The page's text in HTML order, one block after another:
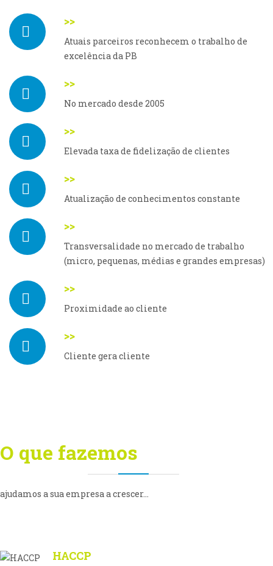
>>
Atuais parceiros reconhecem o trabalho de
excelência da PB
>>
No mercado desde 2005
>>
Elevada taxa de fidelização de clientes
>>
Atualização de conhecimentos constante
>>
Transversalidade no mercado de trabalho
(micro, pequenas, médias e grandes empresas)
>>
Proximidade ao cliente
>>
Cliente gera cliente
O que fazemos
ajudamos a sua empresa a crescer...
HACCP